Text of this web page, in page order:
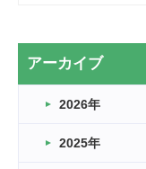
2026.03.20
なぎなた
2026.03.16
アーカイブ
2026年
2025年